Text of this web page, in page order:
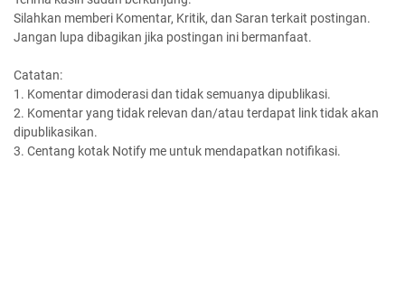
Silahkan memberi Komentar, Kritik, dan Saran terkait postingan.
Jangan lupa dibagikan jika postingan ini bermanfaat.
Catatan:
1. Komentar dimoderasi dan tidak semuanya dipublikasi.
2. Komentar yang tidak relevan dan/atau terdapat link tidak akan
dipublikasikan.
3. Centang kotak Notify me untuk mendapatkan notifikasi.